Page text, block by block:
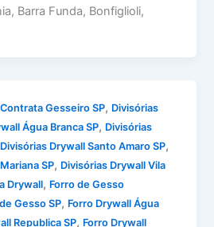
Barra Funda, Bonfiglioli,
Contrata Gesseiro SP, Divisórias
Água Branca SP, Divisórias
Divisórias Drywall Santo Amaro SP,
SP, Divisórias Drywall Vila
Drywall, Forro de Gesso
Gesso SP, Forro Drywall Água
Republica SP, Forro Drywall